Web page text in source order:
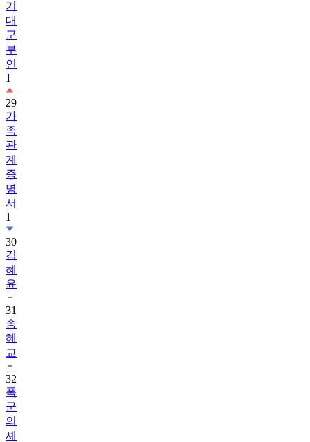
기
대
군
부
인
1
29
가
족
관
계
증
명
서
1
30
김
혜
윤
31
송
혜
교
32
폭
군
의
셰